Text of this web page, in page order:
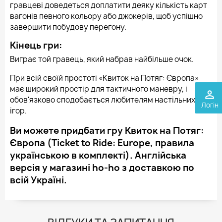
perm_identity
Логін
гравцеві доведеться доплатити деяку кількість карт
вагонів певного кольору або джокерів, щоб успішно
завершити побудову перегону.
Кінець гри:
Виграє той гравець, який набрав найбільше очок.
При всій своїй простоті «Квиток на Потяг: Європа»
має широкий простір для тактичного маневру, і
обов'язково сподобається любителям настільних
ігор.
Ви можете придбати гру Квиток на Потяг:
Європа (Ticket to Ride: Europe, правила
українською в комплекті). Англійська
версія у магазині ho-ho з доставкою по
всій Україні.